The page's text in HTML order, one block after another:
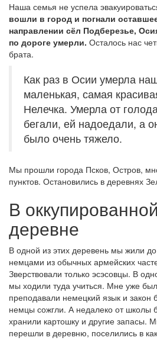
Наша семья не успела
вошли в город и погнали
направлении сёл Подберезье,
по дороге умерли. Осталось нас
брата.
Как раз в Осии умерла
маленькая, самая
Нелечка. Умерла от
бегали, ей надоедали, а
было очень тяжело.
Мы прошли города Псков, Остров,
пунктов. Остановились в деревнях
В
деревне
В одной из этих деревень мы жили
немцами из обычных армейских
Зверствовали только эсэсовцы. В
мы ходили туда учиться. Мне уже
преподавали немецкий язык и закон
немцы сожгли. А недалеко от школы
хранили картошку и другие запасы.
перешли в деревню, поселились в